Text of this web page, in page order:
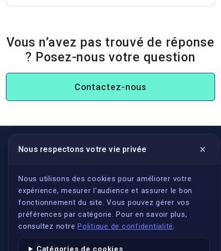
Vous n’avez pas trouvé de réponse
? Posez-nous votre question
Contactez-nous
Nous respectons votre vie privée ×
Nous utilisons des cookies pour améliorer votre
expérience, mesurer l'audience et assurer le bon
fonctionnement du site. Vous pouvez gérer vos
préférences par catégorie. Pour en savoir plus,
consultez notre Politique de confidentialité.
Catégories de cookies
LIENS UTILES
S'inscrire
Qui sommes-nous ?
Conformité
Annuaires des traducteurs assermentés